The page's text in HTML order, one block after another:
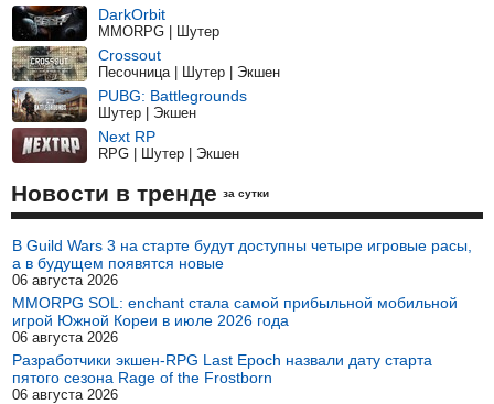
DarkOrbit
MMORPG | Шутер
Crossout
Песочница | Шутер | Экшен
PUBG: Battlegrounds
Шутер | Экшен
Next RP
RPG | Шутер | Экшен
Новости в тренде за сутки
В Guild Wars 3 на старте будут доступны четыре игровые расы,
а в будущем появятся новые
06 августа 2026
MMORPG SOL: enchant стала самой прибыльной мобильной
игрой Южной Кореи в июле 2026 года
06 августа 2026
Разработчики экшен-RPG Last Epoch назвали дату старта
пятого сезона Rage of the Frostborn
06 августа 2026